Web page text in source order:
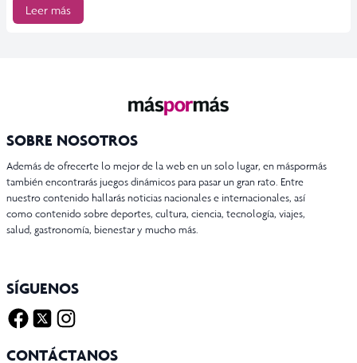
Leer más
SOBRE NOSOTROS
Además de ofrecerte lo mejor de la web en un solo lugar, en máspormás
también encontrarás juegos dinámicos para pasar un gran rato. Entre
nuestro contenido hallarás noticias nacionales e internacionales, así
como contenido sobre deportes, cultura, ciencia, tecnología, viajes,
salud, gastronomía, bienestar y mucho más.
SÍGUENOS
CONTÁCTANOS